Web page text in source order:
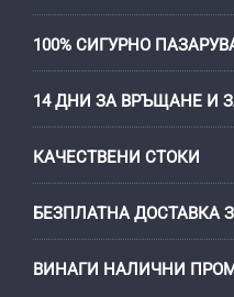
100% СИГУРНО
14 ДНИ ЗА ВРЪЩАНЕ И
КАЧЕСТВЕНИ СТОКИ
БЕЗПЛАТНА ДОСТАВКА
ВИНАГИ НАЛИЧНИ